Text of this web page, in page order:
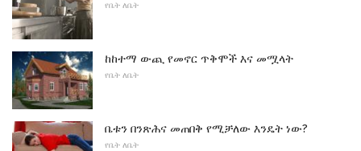
የቤት ለቤት
ከከተማ ውጪ የመኖር ጥቅሞች እና መሟላት
የቤት ለቤት
ቤቱን በንጽሕና መጠበቅ የሚቻለው እንዴት ነው?
የቤት ለቤት